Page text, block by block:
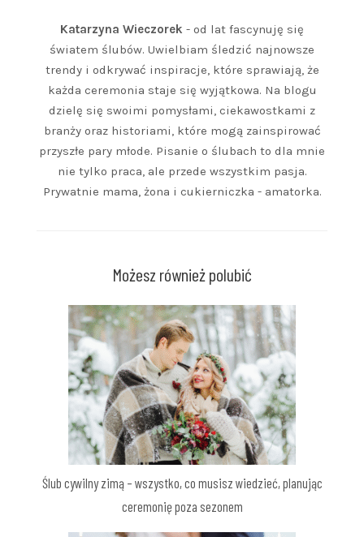
Katarzyna Wieczorek - od lat fascynuję się
światem ślubów. Uwielbiam śledzić najnowsze
trendy i odkrywać inspiracje, które sprawiają, że
każda ceremonia staje się wyjątkowa. Na blogu
dzielę się swoimi pomysłami, ciekawostkami z
branży oraz historiami, które mogą zainspirować
przyszłe pary młode. Pisanie o ślubach to dla mnie
nie tylko praca, ale przede wszystkim pasja.
Prywatnie mama, żona i cukierniczka - amatorka.
Możesz również polubić
Ślub cywilny zimą – wszystko, co musisz wiedzieć, planując
ceremonię poza sezonem